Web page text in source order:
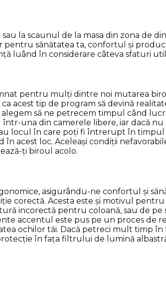
la scaunul de la masa din zona de
pentru sănătatea ta, confortul și
luând în considerare câteva sfaturi
pentru mulți dintre noi mutarea
acest tip de program să devină
să ne petrecem timpul când
una din camerele libere, iar dacă
locul în care poți fi întrerupt în timpul
loc. Aceleași condiții nefavorabile
ți biroul acolo.
asigurându-ne confortul și
corectă. Acesta este și motivul pentru
incorectă pentru coloană, sau de pe
accentul este pus pe un proces de
ochilor tăi. Dacă petreci mult timp în
în fața filtrului de lumină